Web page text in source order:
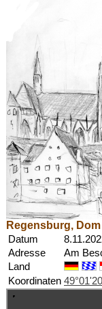
Regensburg,
Datum
Adresse
Am
Land
Koordinaten